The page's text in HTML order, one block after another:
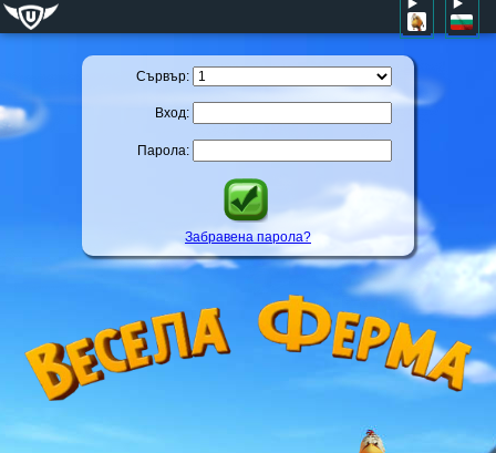
Сървър:
Вход:
Парола:
Забравена парола?